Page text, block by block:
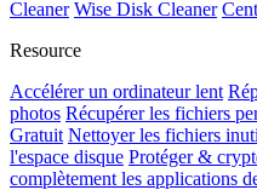
Cleaner Wise Disk Cleaner
Resource
Accélérer un ordinateur lent
photos Récupérer les fichiers
Gratuit Nettoyer les fichiers
l'espace disque Protéger &
complètement les applications